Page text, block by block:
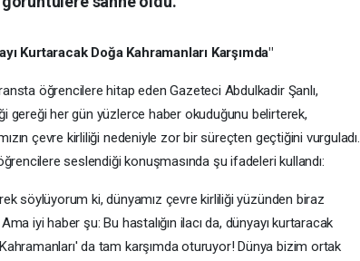
Kurtaracak Doğa Kahramanları Karşımda"
öğrencilere hitap eden Gazeteci Abdulkadir Şanlı,
gereği her gün yüzlerce haber okuduğunu belirterek,
çevre kirliliği nedeniyle zor bir süreçten geçtiğini vurguladı.
seslendiği konuşmasında şu ifadeleri kullandı:
söylüyorum ki, dünyamız çevre kirliliği yüzünden biraz
iyi haber şu: Bu hastalığın ilacı da, dünyayı kurtaracak
da tam karşımda oturuyor! Dünya bizim ortak